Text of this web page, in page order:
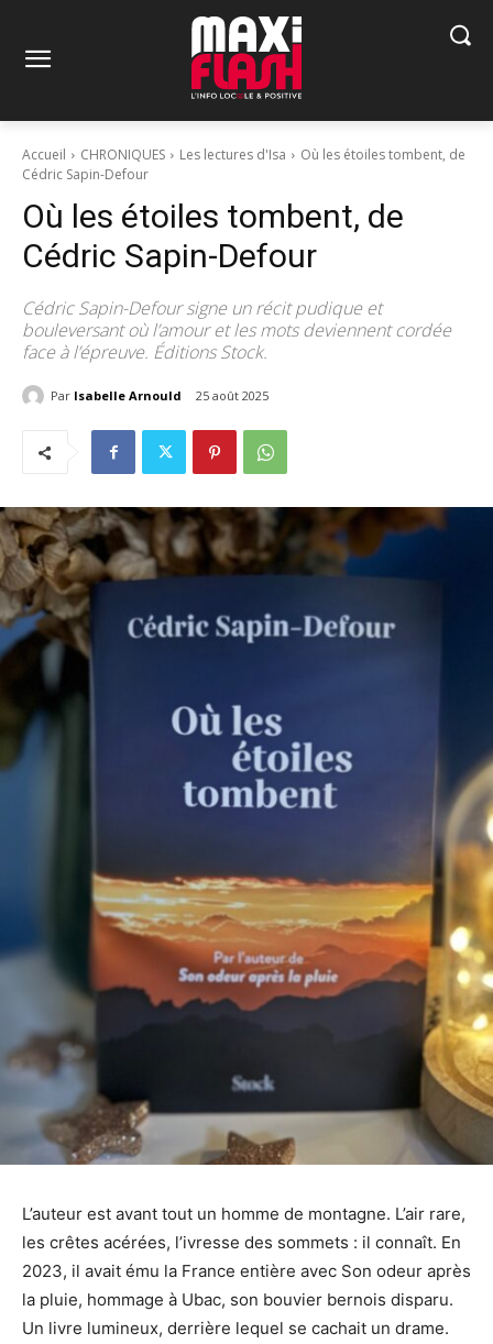
Accueil CHRONIQUES Les lectures d'Isa
Où les étoiles tombent, de
Cédric Sapin-Defour
Où les étoiles tombent, de
Cédric Sapin-Defour
Cédric Sapin-Defour signe un récit pudique et
bouleversant où l’amour et les mots deviennent cordée
face à l’épreuve. Éditions Stock.
Par Isabelle Arnould 25 août 2025
L’auteur est avant tout un homme de montagne. L’air rare,
les crêtes acérées, l’ivresse des sommets : il connaît. En
2023, il avait ému la France entière avec Son odeur après
la pluie, hommage à Ubac, son bouvier bernois disparu.
Un livre lumineux, derrière lequel se cachait un drame.